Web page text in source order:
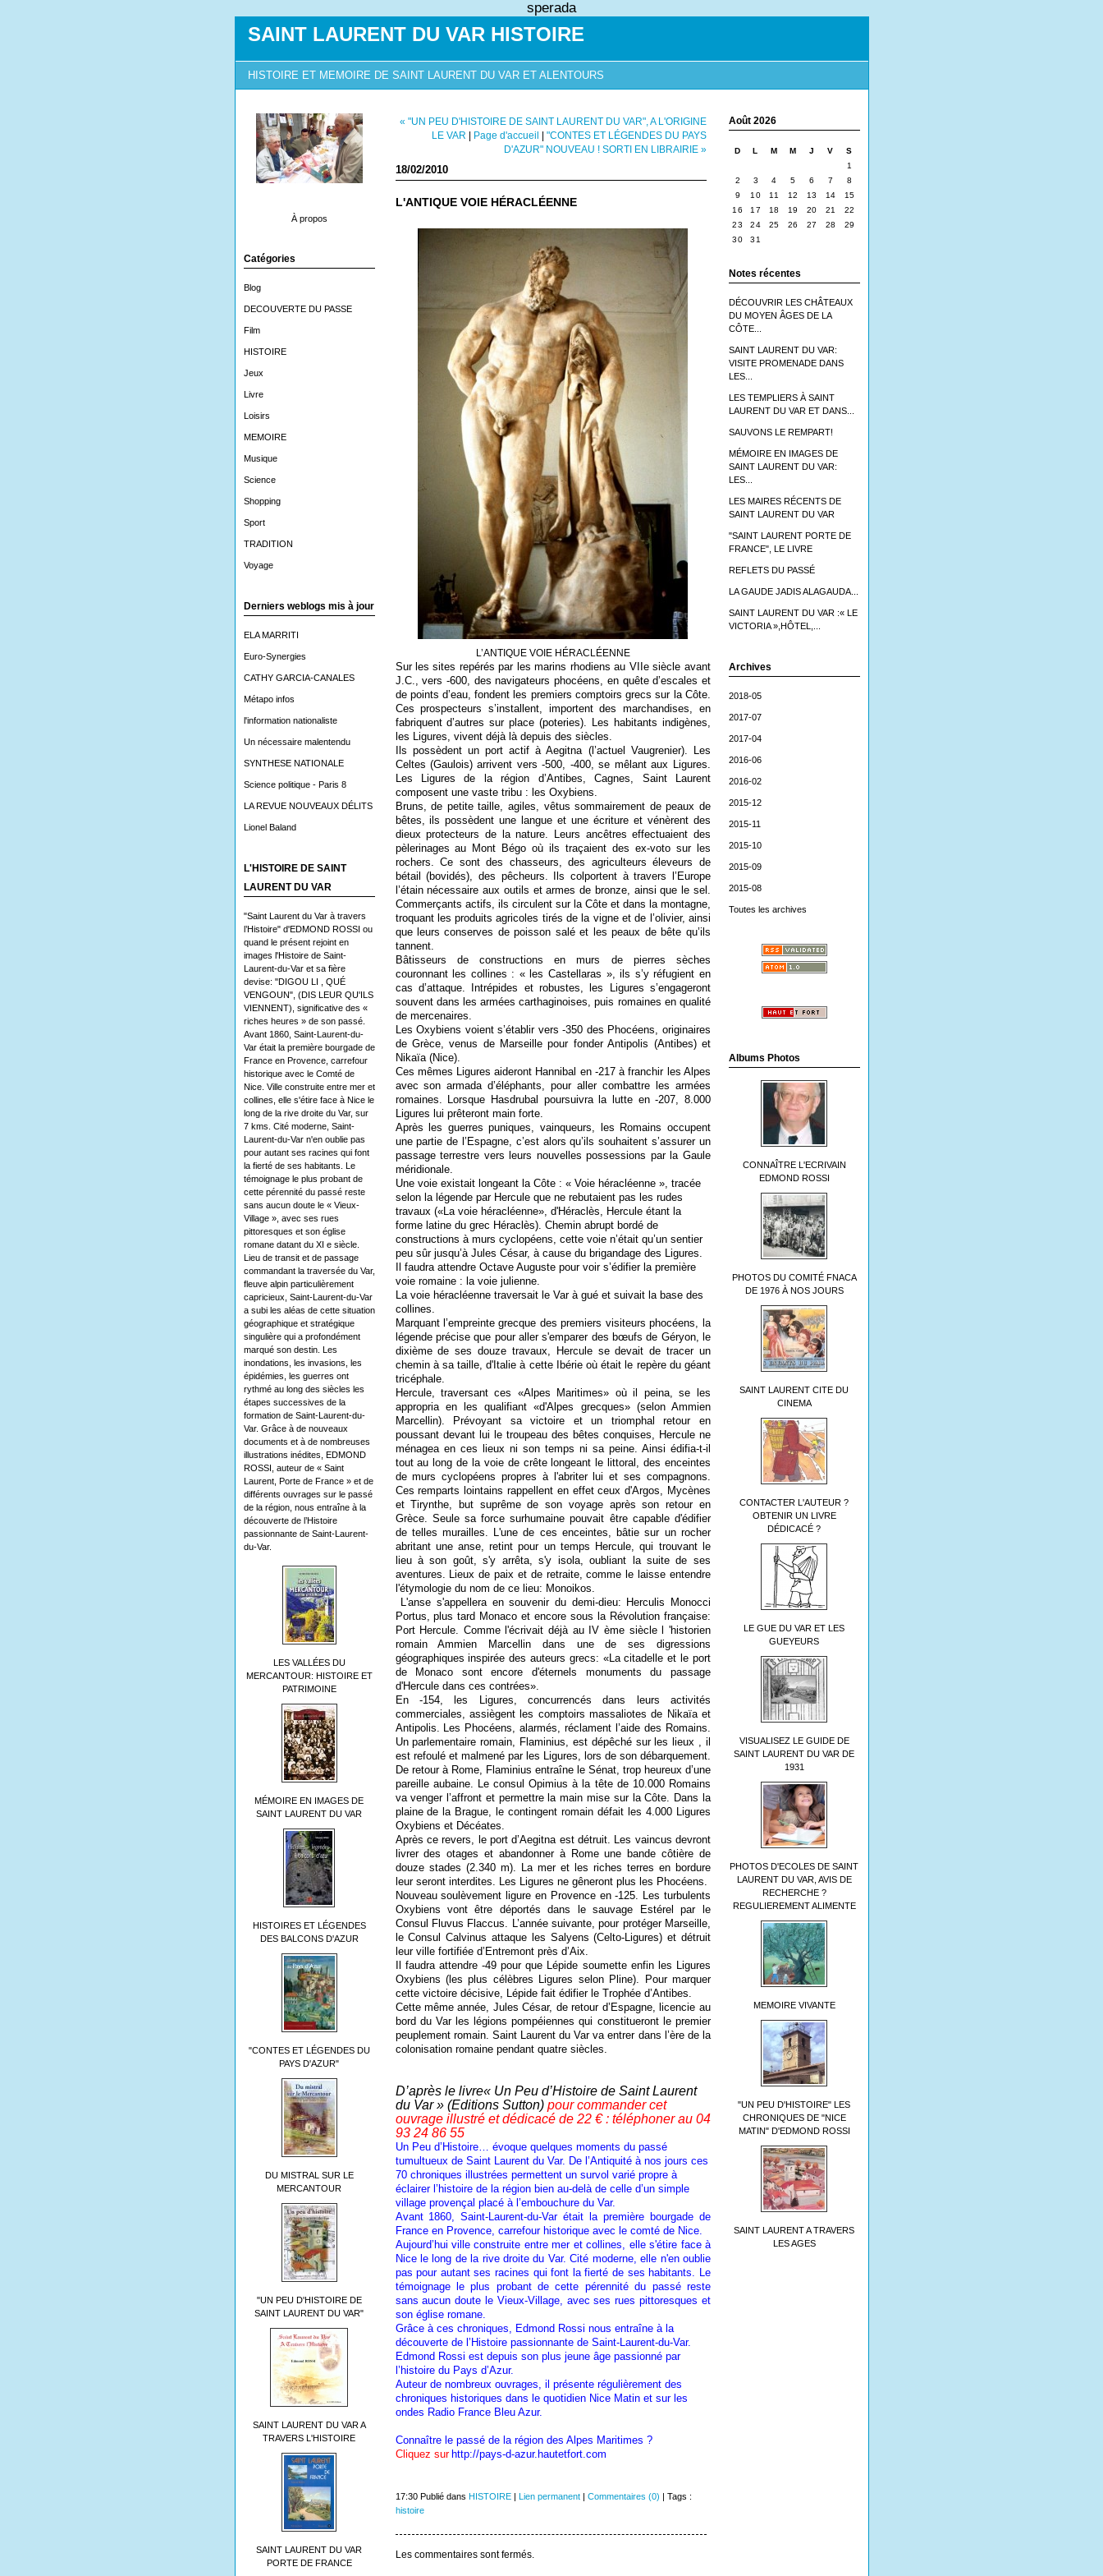
sperada
SAINT LAURENT DU VAR HISTOIRE
HISTOIRE ET MEMOIRE DE SAINT LAURENT DU VAR ET ALENTOURS
À propos
Catégories
Blog
DECOUVERTE DU PASSE
Film
HISTOIRE
Jeux
Livre
Loisirs
MEMOIRE
Musique
Science
Shopping
Sport
TRADITION
Voyage
Derniers weblogs mis à jour
ELA MARRITI
Euro-Synergies
CATHY GARCIA-CANALES
Métapo infos
l'information nationaliste
Un nécessaire malentendu
SYNTHESE NATIONALE
Science politique - Paris 8
LA REVUE NOUVEAUX DÉLITS
Lionel Baland
L'HISTOIRE DE SAINT
LAURENT DU VAR
"Saint Laurent du Var à travers
l’Histoire" d'EDMOND ROSSI ou
quand le présent rejoint en
images l'Histoire de Saint-
Laurent-du-Var et sa fière
devise: "DIGOU LI , QUÉ
VENGOUN", (DIS LEUR QU'ILS
VIENNENT), significative des «
riches heures » de son passé.
Avant 1860, Saint-Laurent-du-
Var était la première bourgade de
France en Provence, carrefour
historique avec le Comté de
Nice. Ville construite entre mer et
collines, elle s'étire face à Nice le
long de la rive droite du Var, sur
7 kms. Cité moderne, Saint-
Laurent-du-Var n'en oublie pas
pour autant ses racines qui font
la fierté de ses habitants. Le
témoignage le plus probant de
cette pérennité du passé reste
sans aucun doute le « Vieux-
Village », avec ses rues
pittoresques et son église
romane datant du XI e siècle.
Lieu de transit et de passage
commandant la traversée du Var,
fleuve alpin particulièrement
capricieux, Saint-Laurent-du-Var
a subi les aléas de cette situation
géographique et stratégique
singulière qui a profondément
marqué son destin. Les
inondations, les invasions, les
épidémies, les guerres ont
rythmé au long des siècles les
étapes successives de la
formation de Saint-Laurent-du-
Var. Grâce à de nouveaux
documents et à de nombreuses
illustrations inédites, EDMOND
ROSSI, auteur de « Saint
Laurent, Porte de France » et de
différents ouvrages sur le passé
de la région, nous entraîne à la
découverte de l’Histoire
passionnante de Saint-Laurent-
du-Var.
LES VALLÉES DU
MERCANTOUR: HISTOIRE ET
PATRIMOINE
MÉMOIRE EN IMAGES DE
SAINT LAURENT DU VAR
HISTOIRES ET LÉGENDES
DES BALCONS D'AZUR
"CONTES ET LÉGENDES DU
PAYS D'AZUR"
DU MISTRAL SUR LE
MERCANTOUR
"UN PEU D'HISTOIRE DE
SAINT LAURENT DU VAR"
SAINT LAURENT DU VAR A
TRAVERS L'HISTOIRE
SAINT LAURENT DU VAR
PORTE DE FRANCE
Août 2026
D L M M J V
S
1
2
3 4 5 6 7
8
9
10 11 12 13 14
15
16
17 18 19 20 21
22
23
24 25 26 27 28
29
30
31
Notes récentes
DÉCOUVRIR LES CHÂTEAUX
DU MOYEN ÂGES DE LA
CÔTE...
SAINT LAURENT DU VAR:
VISITE PROMENADE DANS
LES...
LES TEMPLIERS À SAINT
LAURENT DU VAR ET DANS...
SAUVONS LE REMPART!
MÉMOIRE EN IMAGES DE
SAINT LAURENT DU VAR:
LES...
LES MAIRES RÉCENTS DE
SAINT LAURENT DU VAR
"SAINT LAURENT PORTE DE
FRANCE", LE LIVRE
REFLETS DU PASSÉ
LA GAUDE JADIS ALAGAUDA...
SAINT LAURENT DU VAR :« LE
VICTORIA »,HÔTEL,...
Archives
2018-05
2017-07
2017-04
2016-06
2016-02
2015-12
2015-11
2015-10
2015-09
2015-08
Toutes les archives
Albums Photos
CONNAÎTRE L'ECRIVAIN
EDMOND ROSSI
PHOTOS DU COMITÉ FNACA
DE 1976 À NOS JOURS
SAINT LAURENT CITE DU
CINEMA
CONTACTER L'AUTEUR ?
OBTENIR UN LIVRE
DÉDICACÉ ?
LE GUE DU VAR ET LES
GUEYEURS
VISUALISEZ LE GUIDE DE
SAINT LAURENT DU VAR DE
1931
PHOTOS D'ECOLES DE SAINT
LAURENT DU VAR, AVIS DE
RECHERCHE ?
REGULIEREMENT ALIMENTE
MEMOIRE VIVANTE
"UN PEU D'HISTOIRE" LES
CHRONIQUES DE "NICE
MATIN" D'EDMOND ROSSI
SAINT LAURENT A TRAVERS
LES AGES
« "UN PEU D'HISTOIRE DE SAINT LAURENT DU VAR", A L'ORIGINE
LE VAR | Page d'accueil | "CONTES ET LÉGENDES DU PAYS
D'AZUR" NOUVEAU ! SORTI EN LIBRAIRIE »
18/02/2010
L'ANTIQUE VOIE HÉRACLÉENNE
L’ANTIQUE VOIE HÉRACLÉENNE
Sur les sites repérés par les marins rhodiens au VIIe siècle avant
J.C., vers -600, des navigateurs phocéens, en quête d’escales et
de points d’eau, fondent les premiers comptoirs grecs sur la Côte.
Ces prospecteurs s’installent, importent des marchandises, en
fabriquent d’autres sur place (poteries). Les habitants indigènes,
les Ligures, vivent déjà là depuis des siècles.
Ils possèdent un port actif à Aegitna (l’actuel Vaugrenier). Les
Celtes (Gaulois) arrivent vers -500, -400, se mêlant aux Ligures.
Les Ligures de la région d’Antibes, Cagnes, Saint Laurent
composent une vaste tribu : les Oxybiens.
Bruns, de petite taille, agiles, vêtus sommairement de peaux de
bêtes, ils possèdent une langue et une écriture et vénèrent des
dieux protecteurs de la nature. Leurs ancêtres effectuaient des
pèlerinages au Mont Bégo où ils traçaient des ex-voto sur les
rochers. Ce sont des chasseurs, des agriculteurs éleveurs de
bétail (bovidés), des pêcheurs. Ils colportent à travers l’Europe
l’étain nécessaire aux outils et armes de bronze, ainsi que le sel.
Commerçants actifs, ils circulent sur la Côte et dans la montagne,
troquant les produits agricoles tirés de la vigne et de l’olivier, ainsi
que leurs conserves de poisson salé et les peaux de bête qu’ils
tannent.
Bâtisseurs de constructions en murs de pierres sèches
couronnant les collines : « les Castellaras », ils s’y réfugient en
cas d’attaque. Intrépides et robustes, les Ligures s’engageront
souvent dans les armées carthaginoises, puis romaines en qualité
de mercenaires.
Les Oxybiens voient s’établir vers -350 des Phocéens, originaires
de Grèce, venus de Marseille pour fonder Antipolis (Antibes) et
Nikaïa (Nice).
Ces mêmes Ligures aideront Hannibal en -217 à franchir les Alpes
avec son armada d’éléphants, pour aller combattre les armées
romaines. Lorsque Hasdrubal poursuivra la lutte en -207, 8.000
Ligures lui prêteront main forte.
Après les guerres puniques, vainqueurs, les Romains occupent
une partie de l’Espagne, c’est alors qu’ils souhaitent s’assurer un
passage terrestre vers leurs nouvelles possessions par la Gaule
méridionale.
Une voie existait longeant la Côte : « Voie héracléenne », tracée
selon la légende par Hercule que ne rebutaient pas les rudes
travaux («La voie héracléenne», d'Héraclès, Hercule étant la
forme latine du grec Héraclès). Chemin abrupt bordé de
constructions à murs cyclopéens, cette voie n’était qu’un sentier
peu sûr jusqu’à Jules César, à cause du brigandage des Ligures.
Il faudra attendre Octave Auguste pour voir s’édifier la première
voie romaine : la voie julienne.
La voie héracléenne traversait le Var à gué et suivait la base des
collines.
Marquant l’empreinte grecque des premiers visiteurs phocéens, la
légende précise que pour aller s'emparer des bœufs de Géryon, le
dixième de ses douze travaux, Hercule se devait de tracer un
chemin à sa taille, d'Italie à cette Ibérie où était le repère du géant
tricéphale.
Hercule, traversant ces «Alpes Maritimes» où il peina, se les
appropria en les qualifiant «d'Alpes grecques» (selon Ammien
Marcellin). Prévoyant sa victoire et un triomphal retour en
poussant devant lui le troupeau des bêtes conquises, Hercule ne
ménagea en ces lieux ni son temps ni sa peine. Ainsi édifia-t-il
tout au long de la voie de crête longeant le littoral, des enceintes
de murs cyclopéens propres à l'abriter lui et ses compagnons.
Ces remparts lointains rappellent en effet ceux d'Argos, Mycènes
et Tirynthe, but suprême de son voyage après son retour en
Grèce. Seule sa force surhumaine pouvait être capable d'édifier
de telles murailles. L'une de ces enceintes, bâtie sur un rocher
abritant une anse, retint pour un temps Hercule, qui trouvant le
lieu à son goût, s'y arrêta, s'y isola, oubliant la suite de ses
aventures. Lieux de paix et de retraite, comme le laisse entendre
l'étymologie du nom de ce lieu: Monoikos.
L'anse s'appellera en souvenir du demi-dieu: Herculis Monocci
Portus, plus tard Monaco et encore sous la Révolution française:
Port Hercule. Comme l'écrivait déjà au IV ème siècle l 'historien
romain Ammien Marcellin dans une de ses digressions
géographiques inspirée des auteurs grecs: «La citadelle et le port
de Monaco sont encore d'éternels monuments du passage
d'Hercule dans ces contrées».
En -154, les Ligures, concurrencés dans leurs activités
commerciales, assiègent les comptoirs massaliotes de Nikaïa et
Antipolis. Les Phocéens, alarmés, réclament l’aide des Romains.
Un parlementaire romain, Flaminius, est dépêché sur les lieux , il
est refoulé et malmené par les Ligures, lors de son débarquement.
De retour à Rome, Flaminius entraîne le Sénat, trop heureux d’une
pareille aubaine. Le consul Opimius à la tête de 10.000 Romains
va venger l’affront et permettre la main mise sur la Côte. Dans la
plaine de la Brague, le contingent romain défait les 4.000 Ligures
Oxybiens et Décéates.
Après ce revers, le port d’Aegitna est détruit. Les vaincus devront
livrer des otages et abandonner à Rome une bande côtière de
douze stades (2.340 m). La mer et les riches terres en bordure
leur seront interdites. Les Ligures ne gêneront plus les Phocéens.
Nouveau soulèvement ligure en Provence en -125. Les turbulents
Oxybiens vont être déportés dans le sauvage Estérel par le
Consul Fluvus Flaccus. L’année suivante, pour protéger Marseille,
le Consul Calvinus attaque les Salyens (Celto-Ligures) et détruit
leur ville fortifiée d’Entremont près d’Aix.
Il faudra attendre -49 pour que Lépide soumette enfin les Ligures
Oxybiens (les plus célèbres Ligures selon Pline). Pour marquer
cette victoire décisive, Lépide fait édifier le Trophée d’Antibes.
Cette même année, Jules César, de retour d’Espagne, licencie au
bord du Var les légions pompéiennes qui constitueront le premier
peuplement romain. Saint Laurent du Var va entrer dans l’ère de la
colonisation romaine pendant quatre siècles.
D’après le livre« Un Peu d’Histoire de Saint Laurent
du Var » (Editions Sutton) pour commander cet
ouvrage illustré et dédicacé de 22 € : téléphoner au 04
93 24 86 55
Un Peu d’Histoire… évoque quelques moments du passé
tumultueux de Saint Laurent du Var. De l’Antiquité à nos jours ces
70 chroniques illustrées permettent un survol varié propre à
éclairer l’histoire de la région bien au-delà de celle d’un simple
village provençal placé à l’embouchure du Var.
Avant 1860, Saint-Laurent-du-Var était la première bourgade de
France en Provence, carrefour historique avec le comté de Nice.
Aujourd’hui ville construite entre mer et collines, elle s'étire face à
Nice le long de la rive droite du Var. Cité moderne, elle n'en oublie
pas pour autant ses racines qui font la fierté de ses habitants. Le
témoignage le plus probant de cette pérennité du passé reste
sans aucun doute le Vieux-Village, avec ses rues pittoresques et
son église romane.
Grâce à ces chroniques, Edmond Rossi nous entraîne à la
découverte de l’Histoire passionnante de Saint-Laurent-du-Var.
Edmond Rossi est depuis son plus jeune âge passionné par
l’histoire du Pays d’Azur.
Auteur de nombreux ouvrages, il présente régulièrement des
chroniques historiques dans le quotidien Nice Matin et sur les
ondes Radio France Bleu Azur.
Connaître le passé de la région des Alpes Maritimes ?
Cliquez sur http://pays-d-azur.hautetfort.com
17:30 Publié dans HISTOIRE| Lien permanent| Commentaires (0) | Tags :
histoire
Les commentaires sont fermés.